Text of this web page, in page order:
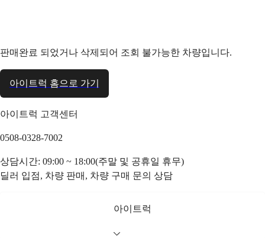
판매완료 되었거나 삭제되어 조회 불가능한 차량입니다.
아이트럭 홈으로 가기
아이트럭 고객센터
0508-0328-7002
상담시간: 09:00 ~ 18:00(주말 및 공휴일 휴무)
딜러 입점, 차량 판매, 차량 구매 문의 상담
아이트럭